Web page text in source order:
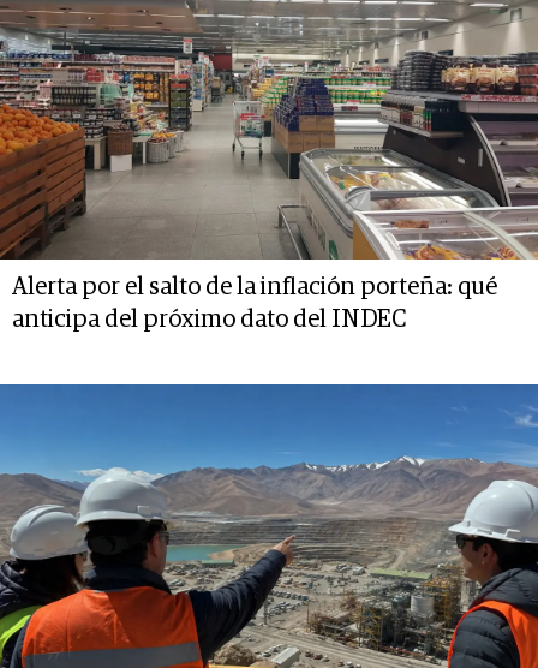
Alerta por el salto de la inflación porteña: qué
anticipa del próximo dato del INDEC